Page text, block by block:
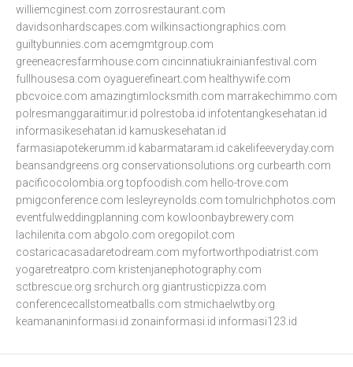
williemcginest.com zorrosrestaurant.com
davidsonhardscapes.com wilkinsactiongraphics.com
guiltybunnies.com acemgmtgroup.com
greeneacresfarmhouse.com cincinnatiukrainianfestival.com
fullhousesa.com oyaguerefineart.com healthywife.com
pbcvoice.com amazingtimlocksmith.com marrakechimmo.com
polresmanggaraitimur.id polrestoba.id infotentangkesehatan.id
informasikesehatan.id kamuskesehatan.id
farmasiapotekerumm.id kabarmataram.id cakelifeeveryday.com
beansandgreens.org conservationsolutions.org curbearth.com
pacificocolombia.org topfoodish.com hello-trove.com
pmigconference.com lesleyreynolds.com tomulrichphotos.com
eventfulweddingplanning.com kowloonbaybrewery.com
lachilenita.com abgolo.com oregopilot.com
costaricacasadaretodream.com myfortworthpodiatrist.com
yogaretreatpro.com kristenjanephotography.com
sctbrescue.org srchurch.org giantrusticpizza.com
conferencecallstomeatballs.com stmichaelwtby.org
keamananinformasi.id zonainformasi.id informasi123.id